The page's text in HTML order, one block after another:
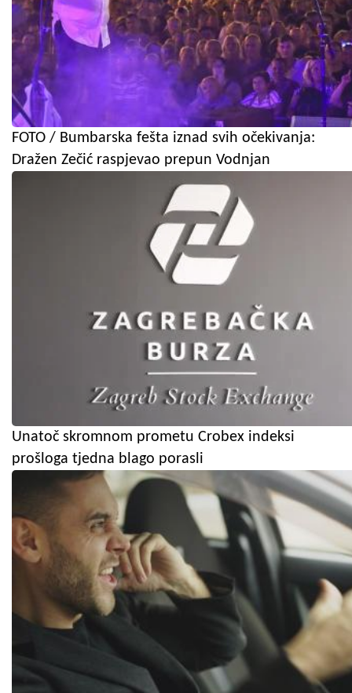
FOTO / Bumbarska fešta iznad svih očekivanja:
Dražen Zečić raspjevao prepun Vodnjan
Unatoč skromnom prometu Crobex indeksi
prošloga tjedna blago porasli